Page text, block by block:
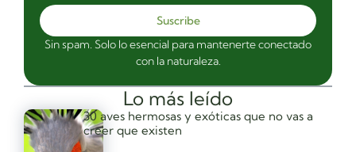
Lo más leído
30 aves hermosas y exóticas que no vas a
creer que existen
Suscribe
Sin spam. Solo lo esencial para mantenerte conectado
con la naturaleza.